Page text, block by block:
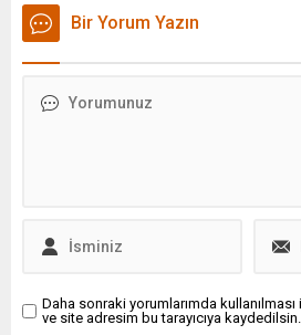
Tuğgeneral Mereke
Kuchekbayev’i kabul etti.
Bir Yorum Yazın
Daha sonraki yorumlarımda
ve site adresim bu tarayıcıya kaydedilsin.